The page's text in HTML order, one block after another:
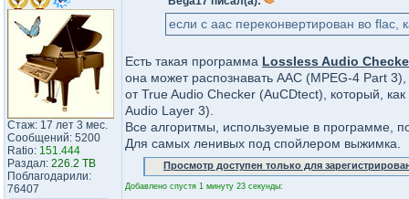
Стаж: 17 лет 3 мес.
Сообщений: 5200
Ratio: 151.444
Раздал: 226.2 TB
Поблагодарили:
76407
если с aac переконвертирован во flac,
Есть такая программа Lossless Audio
она может распознавать AAC (MPEG-4 Part
от True Audio Сhecker (AuCDtect), который,
Audio Layer 3).
Все алгоритмы, используемые в программе,
Для самых ленивых под спойлером выжимка.
Просмотр доступен только для
Добавлено спустя 1 минуту 23 секунды: